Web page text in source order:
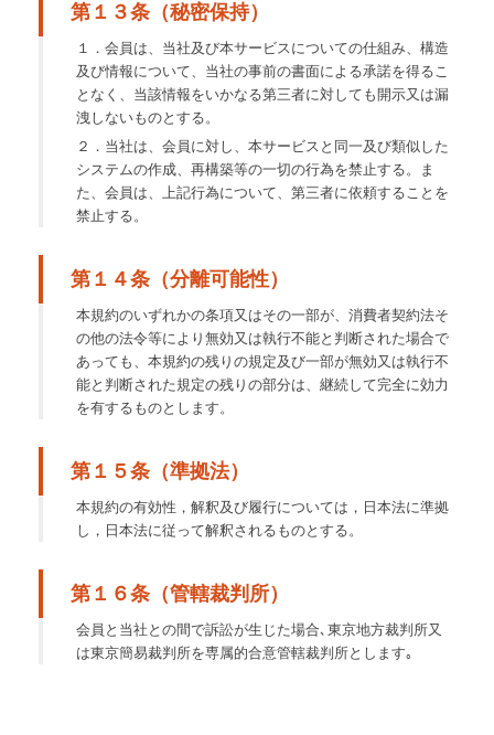
第１３条（秘密保持）
１．会員は、当社及び本サービスについての仕組み、構造
及び情報について、当社の事前の書面による承諾を得るこ
となく、当該情報をいかなる第三者に対しても開示又は漏
洩しないものとする。
２．当社は、会員に対し、本サービスと同一及び類似した
システムの作成、再構築等の一切の行為を禁止する。ま
た、会員は、上記行為について、第三者に依頼することを
禁止する。
第１４条（分離可能性）
本規約のいずれかの条項又はその一部が、消費者契約法そ
の他の法令等により無効又は執行不能と判断された場合で
あっても、本規約の残りの規定及び一部が無効又は執行不
能と判断された規定の残りの部分は、継続して完全に効力
を有するものとします。
第１５条（準拠法）
本規約の有効性，解釈及び履行については，日本法に準拠
し，日本法に従って解釈されるものとする。
第１６条（管轄裁判所）
会員と当社との間で訴訟が生じた場合､東京地方裁判所又
は東京簡易裁判所を専属的合意管轄裁判所とします｡